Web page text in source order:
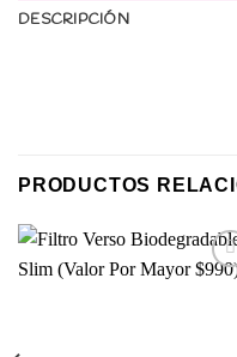
DESCRIPCIÓN
PRODUCTOS